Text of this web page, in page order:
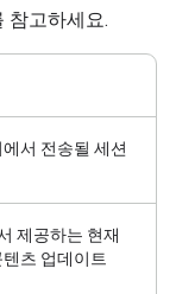
참고하세요.
서 전송될 세션
제공하는 현재
츠 업데이트